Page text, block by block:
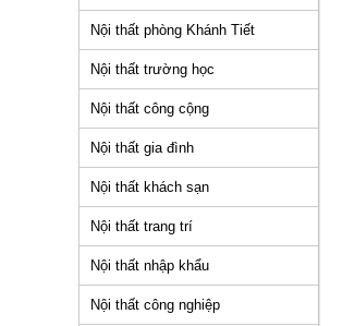
Nội thất phòng Khánh Tiết
Nội thất trường học
Nội thất công cộng
Nội thất gia đình
Nội thất khách sạn
Nội thất trang trí
Nội thất nhập khẩu
Nội thất công nghiệp